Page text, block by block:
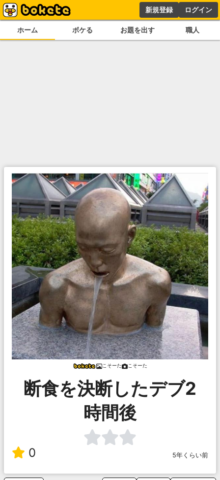
新規登録 ログイン
ホーム ボケる お題を出す 職人
こそーた こそーた
断食を決断したデブ2
時間後
0 5年くらい前